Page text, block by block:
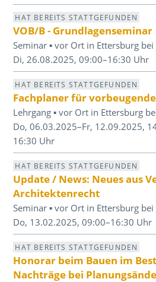
HAT BEREITS STATTGEFUNDEN
VOB/B - Grundlagenseminar
Seminar ▪ vor Ort in Ettersburg
Di, 26.08.2025, 09:00–16:30 Uhr
HAT BEREITS STATTGEFUNDEN
Fachplaner für
Lehrgang ▪ vor Ort in Ettersburg
Do, 06.03.2025–Fr, 12.09.2025,
16:30 Uhr
HAT BEREITS STATTGEFUNDEN
Update / News: Neues aus
Architektenrecht
Seminar ▪ vor Ort in Ettersburg
Do, 13.02.2025, 09:00–16:30 Uhr
HAT BEREITS STATTGEFUNDEN
Honorar beim Bauen im
Nachträge bei